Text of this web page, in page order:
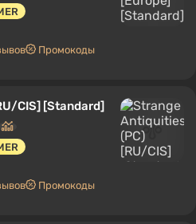
Промокоды
CIS] [Standard]
Промокоды